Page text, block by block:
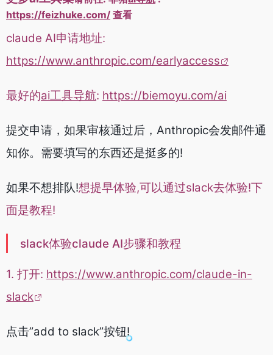
https://feizhuke.com/ 查看
claude AI申请地址:
https://www.anthropic.com/earlyaccess
最好的ai工具导航: https://biemoyu.com/ai
提交申请，如果审核通过后，Anthropic会发邮件通
知你。需要填写的东西还是挺多的!
如果不想排队!想提早体验,可以通过slack去体验!下
面是教程!
slack体验claude AI步骤和教程
1. 打开: https://www.anthropic.com/claude-in-
slack
点击”add to slack”按钮!